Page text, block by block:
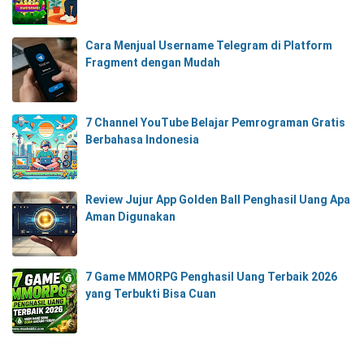
Cara Menjual Username Telegram di Platform
Fragment dengan Mudah
7 Channel YouTube Belajar Pemrograman Gratis
Berbahasa Indonesia
Review Jujur App Golden Ball Penghasil Uang Apa
Aman Digunakan
7 Game MMORPG Penghasil Uang Terbaik 2026
yang Terbukti Bisa Cuan